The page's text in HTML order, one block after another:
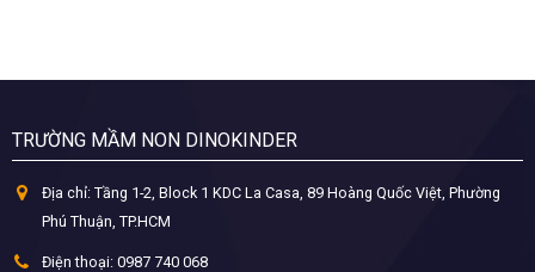
TRƯỜNG MẦM NON DINOKINDER
Địa chỉ: Tầng 1-2, Block 1 KDC La Casa, 89 Hoàng Quốc Việt, Phường
Phú Thuận, TP.HCM
Điện thoại: 0987 740 068